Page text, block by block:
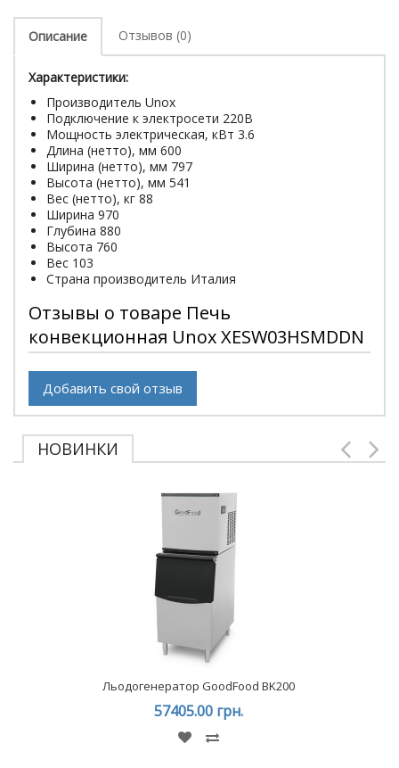
Описание Отзывов (0)
Характеристики:
Производитель Unox
Подключение к электросети 220В
Мощность электрическая, кВт 3.6
Длина (нетто), мм 600
Ширина (нетто), мм 797
Высота (нетто), мм 541
Вес (нетто), кг 88
Ширина 970
Глубина 880
Высота 760
Вес 103
Страна производитель Италия
Отзывы о товаре Печь
конвекционная Unox XESW03HSMDDN
Добавить свой отзыв
НОВИНКИ
Льодогенератор GoodFood BK200
57405.00 грн.